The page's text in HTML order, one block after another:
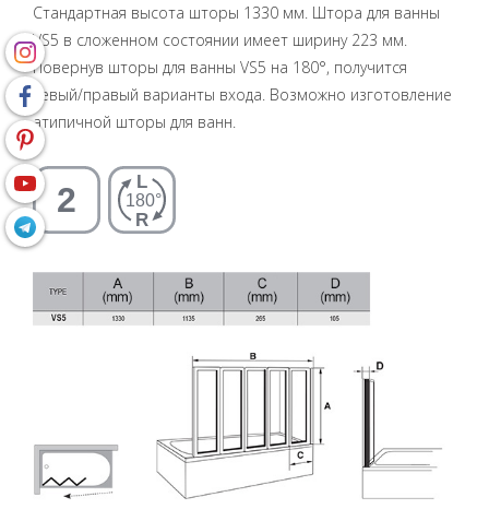
Стандартная высота шторы 1330 мм. Штора для ванны
VS5 в сложенном состоянии имеет ширину 223 мм.
Повернув шторы для ванны VS5 на 180°, получится
левый/правый варианты входа. Возможно изготовление
атипичной шторы для ванн.